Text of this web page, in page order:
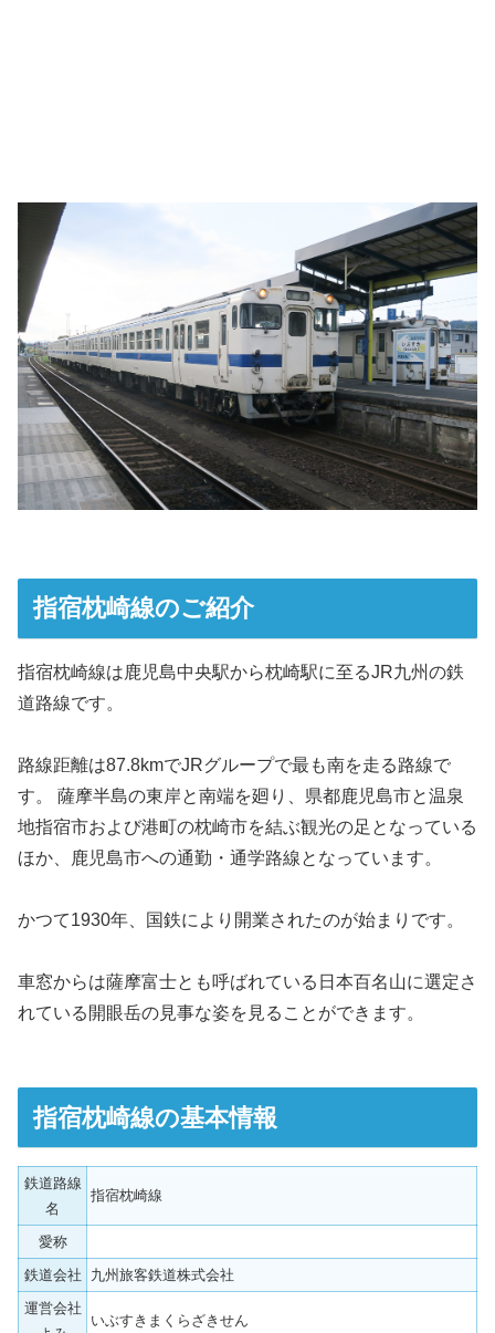
指宿枕崎線のご紹介
指宿枕崎線は鹿児島中央駅から枕崎駅に至るJR九州の鉄
道路線です。
路線距離は87.8kmでJRグループで最も南を走る路線で
す。 薩摩半島の東岸と南端を廻り、県都鹿児島市と温泉
地指宿市および港町の枕崎市を結ぶ観光の足となっている
ほか、鹿児島市への通勤・通学路線となっています。
かつて1930年、国鉄により開業されたのが始まりです。
車窓からは薩摩富士とも呼ばれている日本百名山に選定さ
れている開眼岳の見事な姿を見ることができます。
指宿枕崎線の基本情報
鉄道路線
名
指宿枕崎線
愛称
鉄道会社
九州旅客鉄道株式会社
運営会社
いぶすきまくらざきせん